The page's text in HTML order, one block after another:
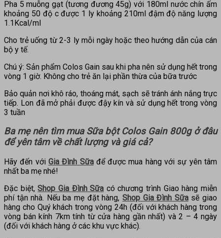
Pha 5 muỗng gạt (tương đương 45g) với 180ml nước chín ấm
khoảng 50 độ c được 1 ly khoảng 210ml đậm độ năng lượng
1.1Kcal/ml
Cho trẻ uống từ 2-3 ly mỗi ngày hoặc theo hướng dẫn của cán
bộ y tế.
Chú ý: Sản phẩm Colos Gain sau khi pha nên sử dụng hết trong
vòng 1 giờ. Không cho trẻ ăn lại phần thừa của bữa trước
Bảo quản nơi khô ráo, thoáng mát, sạch sẽ tránh ánh nắng trực
tiếp. Lon đã mở phải được đậy kín và sử dụng hết trong vòng
3 tuần
Ba mẹ nên tìm muaSữa bột Colos Gain 800gở đâu
để yên tâm về chất lượng và giá cả?
Hãy đến với Gia Đình Sữađể được mua hàng với sự yên tâm
nhất ba mẹ nhé!
Đặc biệt,Shop Gia Đình Sữa có chương trình Giao hàng miễn
phí tận nhà. Nếu ba mẹ đặt hàng, Shop Gia Đình Sữasẽ giao
hàng cho Quý khách trong vòng 24h (đối với khách hàng trong
vòng bán kính 7km tính từ cửa hàng gần nhất) và 2 – 4 ngày
(đối với khách hàng ở các khu vực khác).